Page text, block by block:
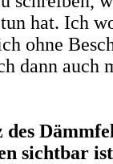
hat. Ich
ohne
dann auch
sichtbar